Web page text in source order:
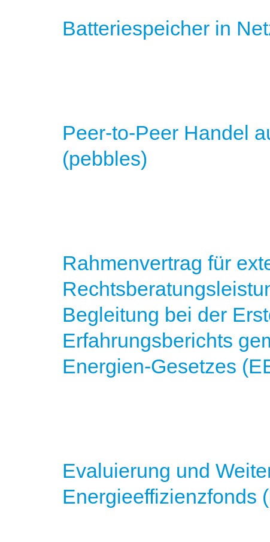
Batteriespeicher in
Peer-to-Peer Handel
(pebbles)
Rahmenvertrag für
Begleitung bei der
Erfahrungsberichts
Energien-Gesetzes
Evaluierung und
Energieeffizienzfonds